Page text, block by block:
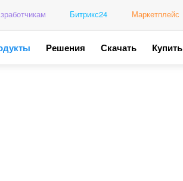
Битрикс24 Маркетплейс
Решения Скачать Купить